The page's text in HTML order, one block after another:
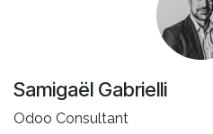
Samigaël Gabrielli
Odoo Consultant